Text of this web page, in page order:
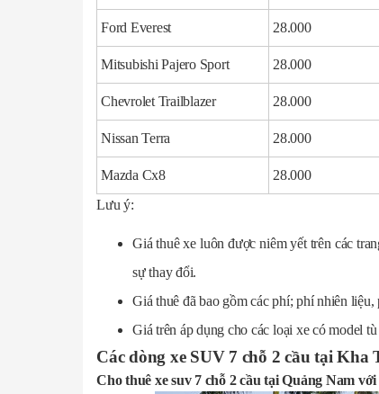
Ford Everest 28.000
Mitsubishi Pajero Sport 28.000
Chevrolet Trailblazer 28.000
Nissan Terra 28.000
Mazda Cx8 28.000
Lưu ý:
Giá thuê xe luôn được niêm yết trên các
sự thay đổi.
Giá thuê đã bao gồm các phí; phí nhiên
Giá trên áp dụng cho các loại xe có model
Các dòng xe SUV 7 chỗ 2 cầu tại Kha
Cho thuê xe suv 7 chỗ 2 cầu tại Quảng Nam